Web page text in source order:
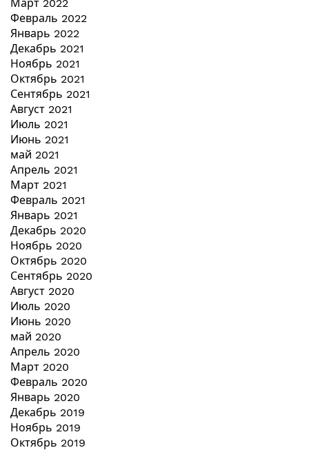
Март 2022
Февраль 2022
Январь 2022
Декабрь 2021
Ноябрь 2021
Октябрь 2021
Сентябрь 2021
Август 2021
Июль 2021
Июнь 2021
май 2021
Апрель 2021
Март 2021
Февраль 2021
Январь 2021
Декабрь 2020
Ноябрь 2020
Октябрь 2020
Сентябрь 2020
Август 2020
Июль 2020
Июнь 2020
май 2020
Апрель 2020
Март 2020
Февраль 2020
Январь 2020
Декабрь 2019
Ноябрь 2019
Октябрь 2019